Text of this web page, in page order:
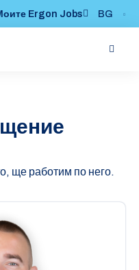
Ergon Jobs BG
ще работим по него.